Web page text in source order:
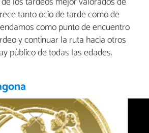
tanto ocio de tarde como de
como punto de encuentro
y continuar la ruta hacia otros
público de todas las edades.